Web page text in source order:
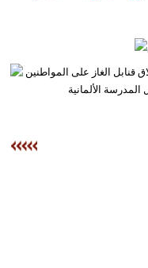
وتغذية